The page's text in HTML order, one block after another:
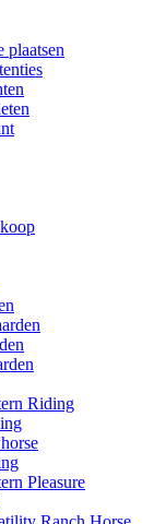
plaatsen
Riding
Pleasure